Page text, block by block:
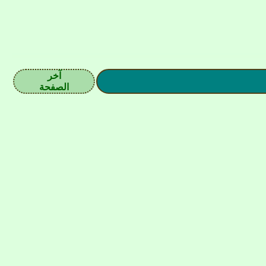
آخر
الصفحة